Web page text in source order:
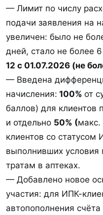
1783352371407.webp
25,6 КБ · Просмотры: 5
Р
е
к
ц
и
:
Васильевна, Джонсон,
— Лимит по числу
подачи заявления на
увеличен: было не
дней, стало не более
12 с 01.07.2026 (не
— Введена
начисления: 100% от
баллов) для клиентов
и отдельно 50% (макс.
клиентов со статусом
выполнивших условия
тратам в аптеках.
— Добавлено новое
участия: для ИПК-
автопополнения